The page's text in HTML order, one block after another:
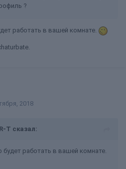
?
работать в вашей комнате.
2018
T сказал:
работать в вашей комнате.